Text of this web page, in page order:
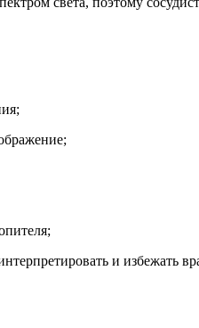
и избежать